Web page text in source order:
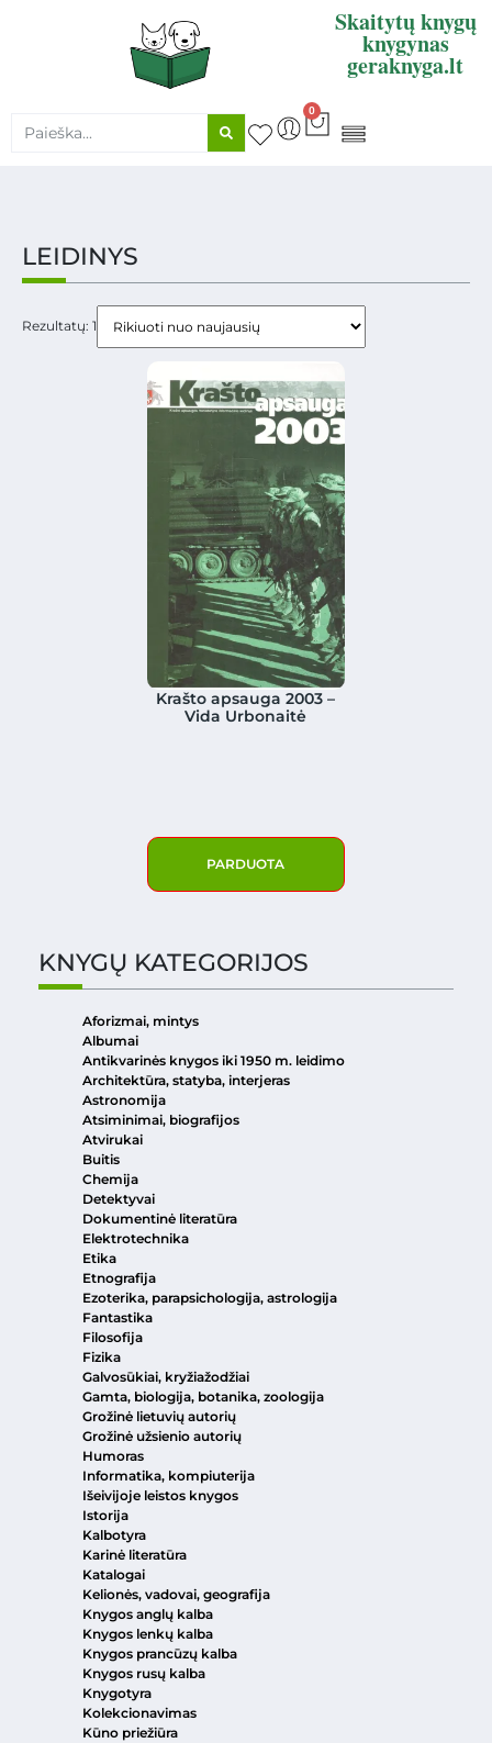
Skaitytų knygų
knygynas
geraknyga.lt
0
LEIDINYS
Rezultatų: 1
Krašto apsauga 2003 –
Vida Urbonaitė
PARDUOTA
KNYGŲ KATEGORIJOS
Aforizmai, mintys
Albumai
Antikvarinės knygos iki 1950 m. leidimo
Architektūra, statyba, interjeras
Astronomija
Atsiminimai, biografijos
Atvirukai
Buitis
Chemija
Detektyvai
Dokumentinė literatūra
Elektrotechnika
Etika
Etnografija
Ezoterika, parapsichologija, astrologija
Fantastika
Filosofija
Fizika
Galvosūkiai, kryžiažodžiai
Gamta, biologija, botanika, zoologija
Grožinė lietuvių autorių
Grožinė užsienio autorių
Humoras
Informatika, kompiuterija
Išeivijoje leistos knygos
Istorija
Kalbotyra
Karinė literatūra
Katalogai
Kelionės, vadovai, geografija
Knygos anglų kalba
Knygos lenkų kalba
Knygos prancūzų kalba
Knygos rusų kalba
Knygotyra
Kolekcionavimas
Kūno priežiūra